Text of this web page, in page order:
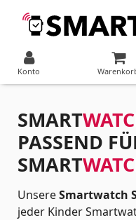
Konto
SMART
PASSEND
SMART
UnsereSmartwatch
jeder Kinder